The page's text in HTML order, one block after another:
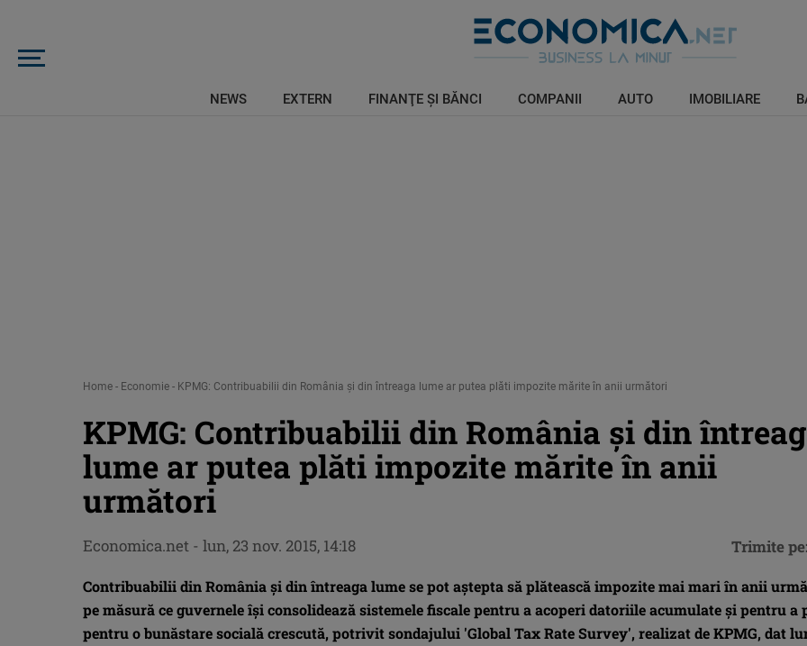
NEWS EXTERN FINANŢE ŞI BĂNCI COMPANII AUTO IMOBILIARE
Home - Economie - KPMG: Contribuabilii din România şi din întreaga lume ar putea plăti impozite mărite în anii următori
KPMG: Contribuabilii din România şi din
lume ar putea plăti impozite mărite în anii
următori
Contribuabilii din România şi din întreaga lume se pot aştepta să plătească impozite mai mari în anii
pe măsură ce guvernele îşi consolidează sistemele fiscale pentru a acoperi datoriile acumulate şi pentru a
pentru o bunăstare socială crescută, potrivit sondajului 'Global Tax Rate Survey', realizat de KPMG, dat
Economica.net - lun, 23 nov. 2015, 14:18 Trimite pe: